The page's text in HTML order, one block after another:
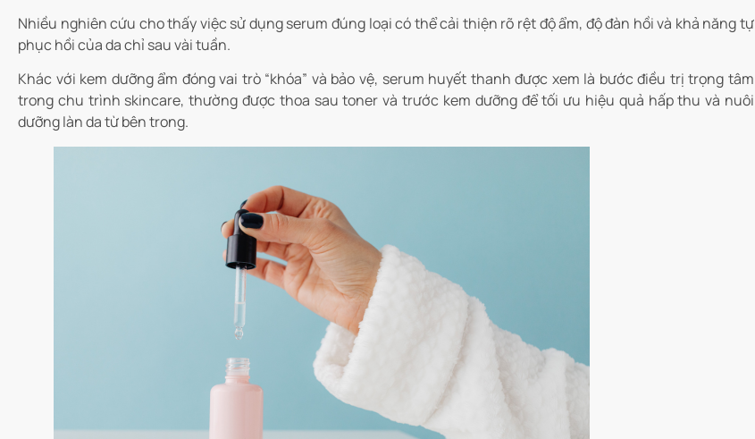
Nhiều nghiên cứu cho thấy việc sử dụng serum đúng loại có thể cải thiện rõ rệt độ ẩm, độ đàn hồi và khả năng tự
phục hồi của da chỉ sau vài tuần.
Khác với kem dưỡng ẩm đóng vai trò “khóa” và bảo vệ, serum huyết thanh được xem là bước điều trị trọng tâm
trong chu trình skincare, thường được thoa sau toner và trước kem dưỡng để tối ưu hiệu quả hấp thu và nuôi
dưỡng làn da từ bên trong.